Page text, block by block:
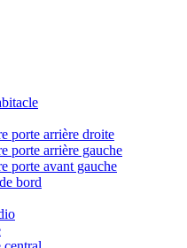
porte arrière droite
porte arrière gauche
porte avant gauche
bord